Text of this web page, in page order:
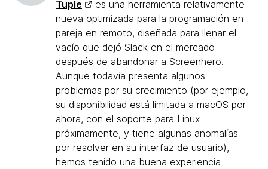
Tuple
es una herramienta relativamente
nueva optimizada para la programación en
pareja en remoto, diseñada para llenar el
vacío que dejó Slack en el mercado
después de abandonar a Screenhero.
Aunque todavía presenta algunos
problemas por su crecimiento (por ejemplo,
su disponibilidad está limitada a macOS por
ahora, con el soporte para Linux
próximamente, y tiene algunas anomalías
por resolver en su interfaz de usuario),
hemos tenido una buena experiencia